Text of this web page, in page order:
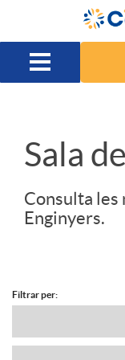
Salta al contingut
S
d
Sala
Consulta les
Enginyers.
N
Filtrar per: